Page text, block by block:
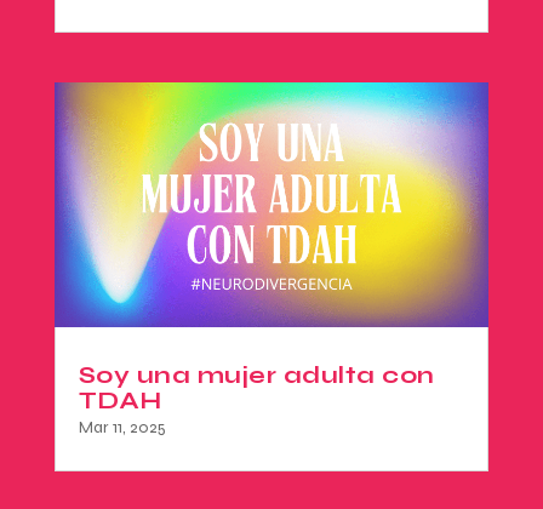
Soy una mujer adulta con
TDAH
Mar 11, 2025